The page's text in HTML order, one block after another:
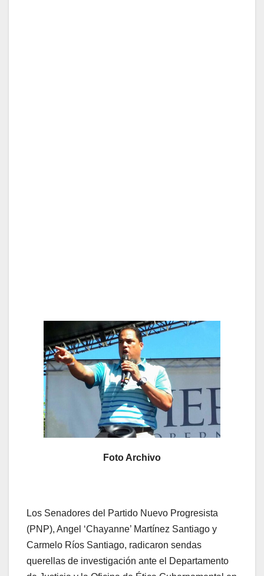
Foto Archivo
Los Senadores del Partido Nuevo Progresista
(PNP), Angel ‘Chayanne’ Martínez Santiago y
Carmelo Ríos Santiago, radicaron sendas
querellas de investigación ante el Departamento